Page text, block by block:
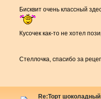
Бисквит очень классный
Кусочек как-то не хотел
Стеллочка, спасибо за
Re:Торт